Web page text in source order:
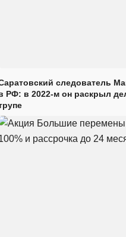
следователь
РФ: в 2022-м он раскрыл